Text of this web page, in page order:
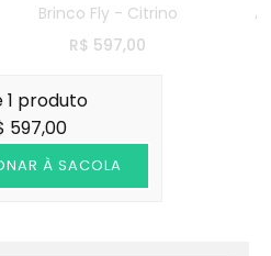
Brinco Fly - Citrino
R$ 597,00
1 produto
597,00
À SACOLA